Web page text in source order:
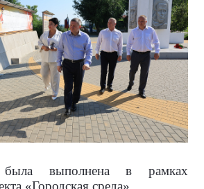
выполнена в рамках
«Городская среда».